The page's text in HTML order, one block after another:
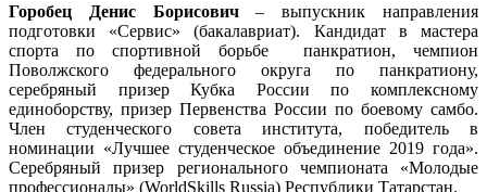
Горобец Денис Борисович– выпускник направления
подготовки «Сервис» (бакалавриат). Кандидат в мастера
спорта по спортивной борьбе панкратион, чемпион
Поволжского федерального округа по панкратиону,
серебряный призер Кубка России по комплексному
единоборству, призер Первенства России по боевому самбо.
Член студенческого совета института, победитель в
номинации «Лучшее студенческое объединение 2019 года».
Серебряный призер регионального чемпионата «Молодые
профессионалы» (WorldSkills Russia) Республики Татарстан.